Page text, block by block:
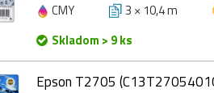
CMY 3 × 10,4 m
Skladom > 9 ks
Epson T2705